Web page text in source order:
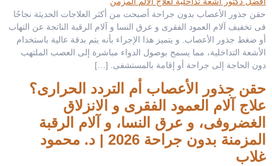
حقن جذور الأعصاب بدون جراحة أصبحت من أكثر العلاجات الحديثة نجاحًا
فى تخفيف آلام العمود الفقرى و عرق النسا و آلام الرقبة الناتجة عن التهاب
أو ضغط جذور الأعصاب. و يتميز هذا الإجراء بأنه يتم بدقة عالية باستخدام
الأشعة التداخلية، مما يسمح بوصول الدواء مباشرة إلى العصب الملتهب
دون الحاجة إلى جراحة أو إقامة بالمستشفى. […]
حقن جذور الأعصاب أم التردد الحرارى؟
علاج آلام العمود الفقرى و الانزلاق
الغضروفى، و عرق النسا، و آلام الرقبة
المزمنة بدون جراحة 2026 | د. محمود
غلاب